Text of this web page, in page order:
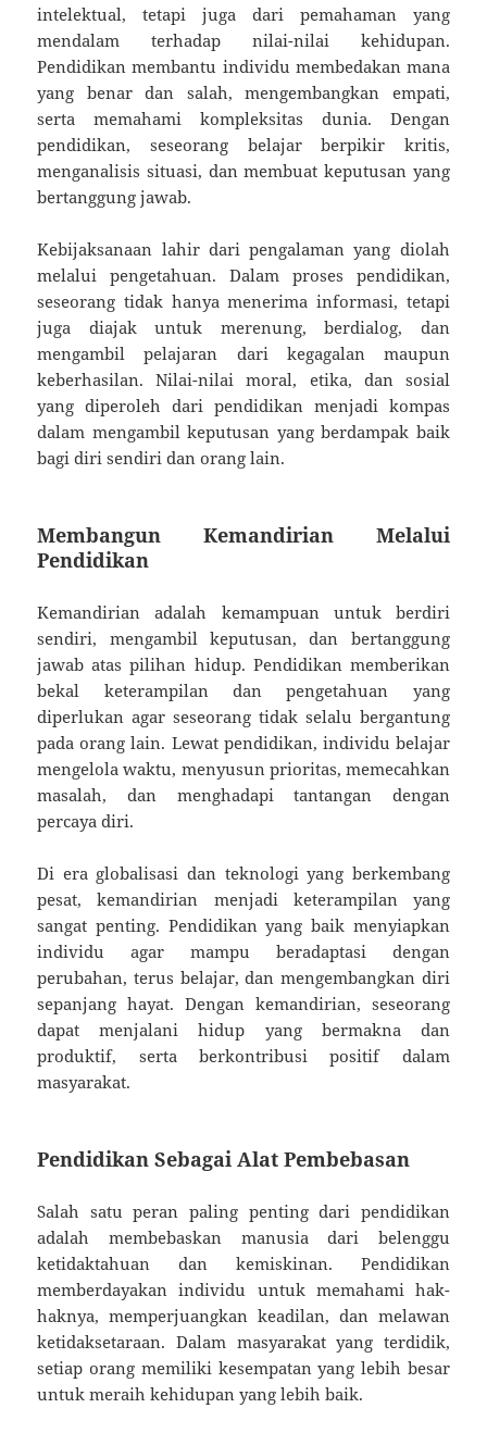
intelektual, tetapi juga dari pemahaman yang
mendalam terhadap nilai-nilai kehidupan.
Pendidikan membantu individu membedakan mana
yang benar dan salah, mengembangkan empati,
serta memahami kompleksitas dunia. Dengan
pendidikan, seseorang belajar berpikir kritis,
menganalisis situasi, dan membuat keputusan yang
bertanggung jawab.
Kebijaksanaan lahir dari pengalaman yang diolah
melalui pengetahuan. Dalam proses pendidikan,
seseorang tidak hanya menerima informasi, tetapi
juga diajak untuk merenung, berdialog, dan
mengambil pelajaran dari kegagalan maupun
keberhasilan. Nilai-nilai moral, etika, dan sosial
yang diperoleh dari pendidikan menjadi kompas
dalam mengambil keputusan yang berdampak baik
bagi diri sendiri dan orang lain.
Membangun Kemandirian Melalui
Pendidikan
Kemandirian adalah kemampuan untuk berdiri
sendiri, mengambil keputusan, dan bertanggung
jawab atas pilihan hidup. Pendidikan memberikan
bekal keterampilan dan pengetahuan yang
diperlukan agar seseorang tidak selalu bergantung
pada orang lain. Lewat pendidikan, individu belajar
mengelola waktu, menyusun prioritas, memecahkan
masalah, dan menghadapi tantangan dengan
percaya diri.
Di era globalisasi dan teknologi yang berkembang
pesat, kemandirian menjadi keterampilan yang
sangat penting. Pendidikan yang baik menyiapkan
individu agar mampu beradaptasi dengan
perubahan, terus belajar, dan mengembangkan diri
sepanjang hayat. Dengan kemandirian, seseorang
dapat menjalani hidup yang bermakna dan
produktif, serta berkontribusi positif dalam
masyarakat.
Pendidikan Sebagai Alat Pembebasan
Salah satu peran paling penting dari pendidikan
adalah membebaskan manusia dari belenggu
ketidaktahuan dan kemiskinan. Pendidikan
memberdayakan individu untuk memahami hak-
haknya, memperjuangkan keadilan, dan melawan
ketidaksetaraan. Dalam masyarakat yang terdidik,
setiap orang memiliki kesempatan yang lebih besar
untuk meraih kehidupan yang lebih baik.